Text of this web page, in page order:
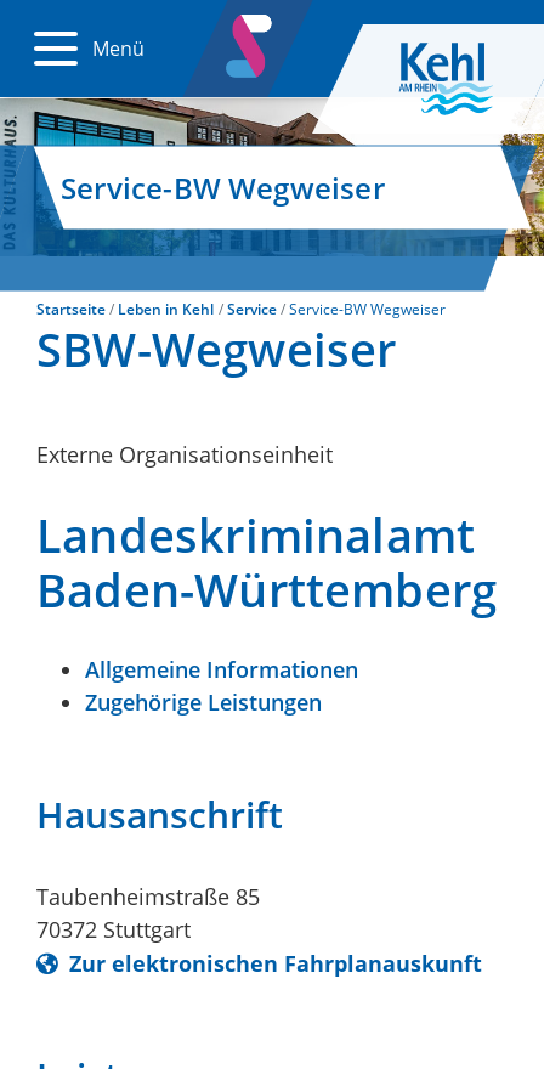
Menü
Service-BW Wegweiser
Startseite Leben in Kehl Service Service-BW Wegweiser
SBW-Wegweiser
Externe Organisationseinheit
Landeskriminalamt
Baden-Württemberg
Allgemeine Informationen
Zugehörige Leistungen
Hausanschrift
Taubenheimstraße 85
70372 Stuttgart
Zur elektronischen Fahrplanauskunft